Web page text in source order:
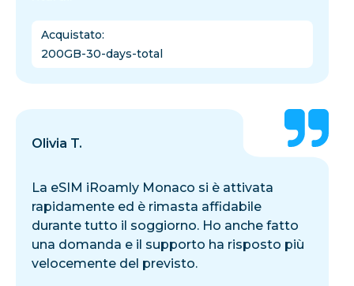
Acquistato:
200GB-30-days-total
Olivia T.
La eSIM iRoamly Monaco si è attivata
rapidamente ed è rimasta affidabile
durante tutto il soggiorno. Ho anche fatto
una domanda e il supporto ha risposto più
velocemente del previsto.